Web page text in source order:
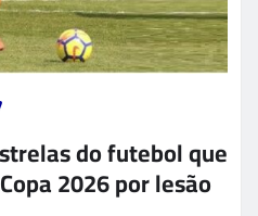
do futebol que
2026 por lesão